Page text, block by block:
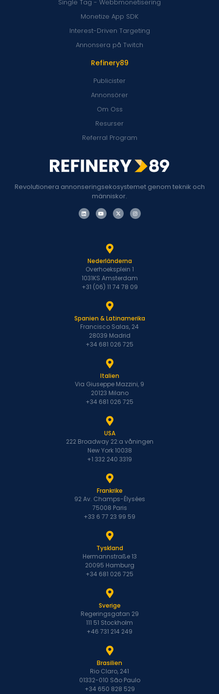
Revolutionera annonseringsekosystemet genom teknik och
människor.
Refinery89
Publicister
Annonsörer
Om Oss
Resurser
Referral Program
Single Tag - Webbmonetisering
Monetize App SDK
Interest-Driven Targeting
Annonsera på Twitch
Nederländerna
Overhoeksplein 1
1031KS Amsterdam
+31 (06) 11 74 78 09
Spanien & Latinamerika
Francisco Salas, 24
28039 Madrid
+34 681 026 725
Italien
Via Giuseppe Mazzini, 9
20123 Milano
+34 681 026 725
USA
222 Broadway 22:a våningen
New York 10038
+1 332 240 3319
Frankrike
92 Av. Champs-Élysées
75008 Paris
+33 6 77 23 99 59
Tyskland
Hermannstraße 13
20095 Hamburg
+34 681 026 725
Sverige
Regeringsgatan 29
111 51 Stockholm
+46 731 214 249
Brasilien
Rio Claro, 241
01332-010 São Paulo
+34 650 828 529